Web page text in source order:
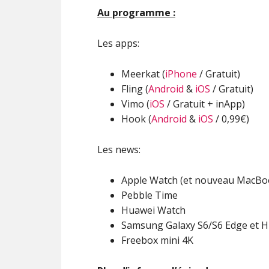
Au programme :
Les apps:
Meerkat (iPhone / Gratuit)
Fling (Android & iOS / Gratuit)
Vimo (iOS / Gratuit + inApp)
Hook (Android & iOS / 0,99€)
Les news:
Apple Watch (et nouveau
Pebble Time
Huawei Watch
Samsung Galaxy S6/S6 Edge et
Freebox mini 4K